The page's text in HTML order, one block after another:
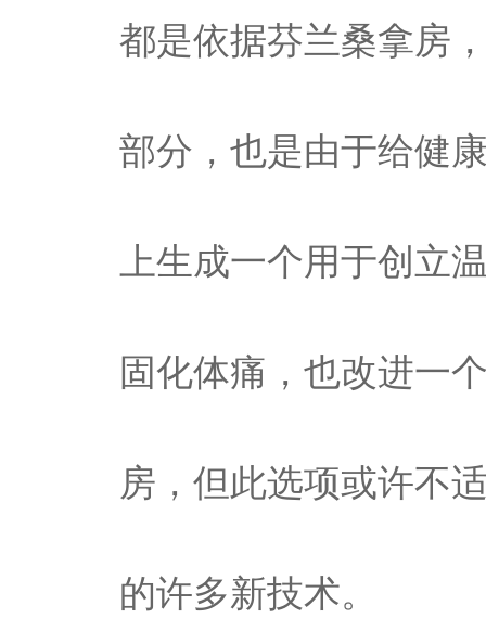
都是依据芬兰桑拿房
部分，也是由于给健
上生成一个用于创立
固化体痛，也改进一
房，但此选项或许不
的许多新技术。